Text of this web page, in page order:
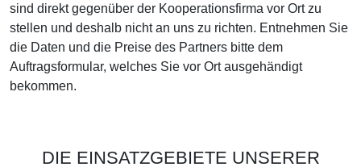
sind direkt gegenüber der Kooperationsfirma vor Ort zu
stellen und deshalb nicht an uns zu richten. Entnehmen Sie
die Daten und die Preise des Partners bitte dem
Auftragsformular, welches Sie vor Ort ausgehändigt
bekommen.
DIE EINSATZGEBIETE UNSERER